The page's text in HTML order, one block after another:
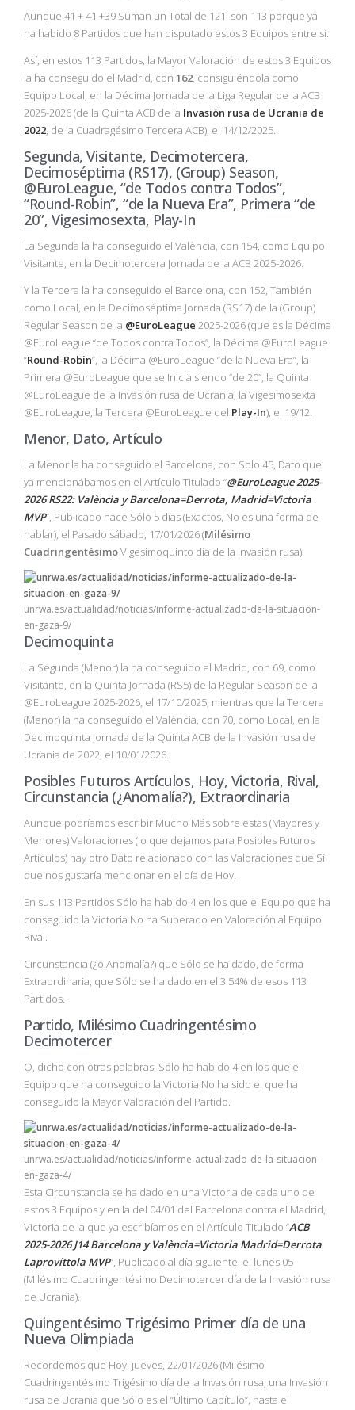
Aunque 41 + 41 +39 Suman un Total de 121, son 113 porque ya
ha habido 8 Partidos que han disputado estos 3 Equipos entre sí.
Así, en estos 113 Partidos, la Mayor Valoración de estos 3 Equipos
la ha conseguido el Madrid, con 162, consiguiéndola como
Equipo Local, en la Décima Jornada de la Liga Regular de la ACB
2025-2026 (de la Quinta ACB de la Invasión rusa de Ucrania de
2022, de la Cuadragésimo Tercera ACB), el 14/12/2025.
Segunda, Visitante, Decimotercera,
Decimoséptima (RS17), (Group) Season,
@EuroLeague, “de Todos contra Todos”,
“Round-Robin”, “de la Nueva Era”, Primera “de
20”, Vigesimosexta, Play-In
La Segunda la ha conseguido el València, con 154, como Equipo
Visitante, en la Decimotercera Jornada de la ACB 2025-2026.
Y la Tercera la ha conseguido el Barcelona, con 152, También
como Local, en la Decimoséptima Jornada (RS17) de la (Group)
Regular Season de la @EuroLeague 2025-2026 (que es la Décima
@EuroLeague “de Todos contra Todos”, la Décima @EuroLeague
“Round-Robin”, la Décima @EuroLeague “de la Nueva Era”, la
Primera @EuroLeague que se Inicia siendo “de 20”, la Quinta
@EuroLeague de la Invasión rusa de Ucrania, la Vigesimosexta
@EuroLeague, la Tercera @EuroLeague del Play-In), el 19/12.
Menor, Dato, Artículo
La Menor la ha conseguido el Barcelona, con Solo 45, Dato que
ya mencionábamos en el Artículo Titulado “@EuroLeague 2025-
2026 RS22: València y Barcelona=Derrota, Madrid=Victoria
MVP”, Publicado hace Sólo 5 días (Exactos, No es una forma de
hablar), el Pasado sábado, 17/01/2026 (Milésimo
CuadringentésimoVigesimoquinto día de la Invasión rusa).
unrwa.es/actualidad/noticias/informe-actualizado-de-la-situacion-
en-gaza-9/
Decimoquinta
La Segunda (Menor) la ha conseguido el Madrid, con 69, como
Visitante, en la Quinta Jornada (RS5) de la Regular Season de la
@EuroLeague 2025-2026, el 17/10/2025, mientras que la Tercera
(Menor) la ha conseguido el València, con 70, como Local, en la
Decimoquinta Jornada de la Quinta ACB de la Invasión rusa de
Ucrania de 2022, el 10/01/2026.
Posibles Futuros Artículos, Hoy, Victoria, Rival,
Circunstancia (¿Anomalía?), Extraordinaria
Aunque podríamos escribir Mucho Más sobre estas (Mayores y
Menores) Valoraciones (lo que dejamos para Posibles Futuros
Artículos) hay otro Dato relacionado con las Valoraciones que Sí
que nos gustaría mencionar en el día de Hoy.
En sus 113 Partidos Sólo ha habido 4 en los que el Equipo que ha
conseguido la Victoria No ha Superado en Valoración al Equipo
Rival.
Circunstancia (¿o Anomalía?) que Sólo se ha dado, de forma
Extraordinaria, que Sólo se ha dado en el 3.54% de esos 113
Partidos.
Partido, Milésimo Cuadringentésimo
Decimotercer
O, dicho con otras palabras, Sólo ha habido 4 en los que el
Equipo que ha conseguido la Victoria No ha sido el que ha
conseguido la Mayor Valoración del Partido.
unrwa.es/actualidad/noticias/informe-actualizado-de-la-situacion-
en-gaza-4/
Esta Circunstancia se ha dado en una Victoria de cada uno de
estos 3 Equipos y en la del 04/01 del Barcelona contra el Madrid,
Victoria de la que ya escribíamos en el Artículo Titulado “ACB
2025-2026 J14 Barcelona y València=Victoria Madrid=Derrota
Laprovíttola MVP”, Publicado al día siguiente, el lunes 05
(Milésimo Cuadringentésimo Decimotercer día de la Invasión rusa
de Ucrania).
Quingentésimo Trigésimo Primer día de una
Nueva Olimpiada
Recordemos que Hoy, jueves, 22/01/2026 (Milésimo
Cuadringentésimo Trigésimo día de la Invasión rusa, una Invasión
rusa de Ucrania que Sólo es el “Último Capítulo”, hasta el